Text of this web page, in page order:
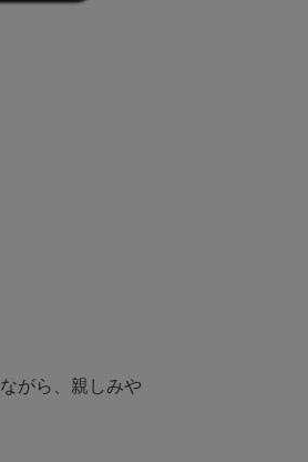
がら、親しみや